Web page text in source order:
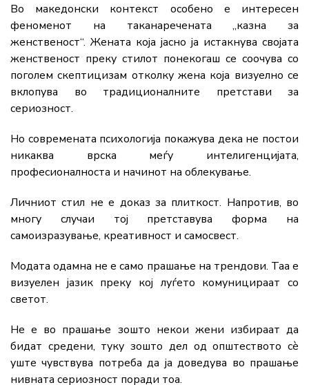
Во македонски контекст особено е интересен
феноменот на таканаречената „казна за
женственост“. Жената која јасно ја истакнува својата
женственост преку стилот понекогаш се соочува со
поголем скептицизам отколку жена која визуелно се
вклопува во традиционалните претстави за
сериозност.
Но современата психологија покажува дека не постои
никаква врска меѓу интелигенцијата,
професионалноста и начинот на облекување.
Личниот стил не е доказ за плиткост. Напротив, во
многу случаи тој претставува форма на
самоизразување, креативност и самосвест.
Модата одамна не е само прашање на трендови. Таа е
визуелен јазик преку кој луѓето комуницираат со
светот.
Не е во прашање зошто некои жени избираат да
бидат средени, туку зошто дел од општеството сè
уште чувствува потреба да ја доведува во прашање
нивната сериозност поради тоа.